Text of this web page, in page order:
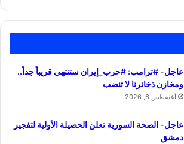
عاجل- #ترامب: #حرب_إيران ستنتهي قريباً جداً..
ومخازن ذخائرنا لا تنضب
أغسطس 6, 2026
عاجل- الصحة السورية تعلن الحصيلة الأولية لتفجير
دمشق